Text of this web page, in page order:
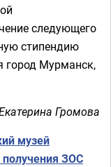
следующего
стипендию
город Мурманск,
Громова
музей
получения ЗОС